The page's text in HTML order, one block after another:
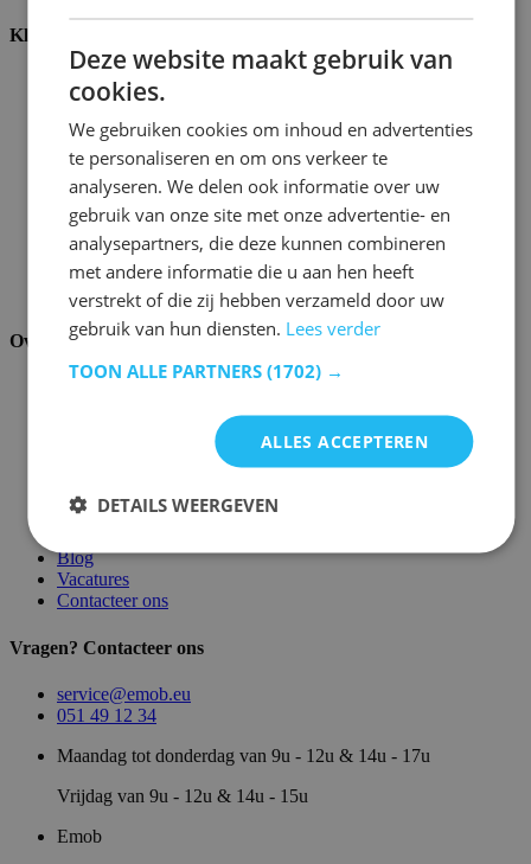
Klantenservice
Bestellen bij Emob
Betaalmogelijkheden
Verzending en levering
Service en garantie
Annuleren of retourneren
Klachten
Montagetips
Onderhoudsadvies
Wachtwoord vergeten?
FAQ
Palletopslag & Fulfilment
Over ons
Algemene voorwaarden
Juridische vermeldingen
Privacy- en cookie verklaring
Blog
Vacatures
Contacteer ons
Vragen? Contacteer ons
service@emob.eu
051 49 12 34
Maandag tot donderdag van 9u - 12u & 14u - 17u
Vrijdag van 9u - 12u & 14u - 15u
Emob
Deze website maakt gebruik van
cookies.
We gebruiken cookies om inhoud en advertenties
te personaliseren en om ons verkeer te
analyseren. We delen ook informatie over uw
gebruik van onze site met onze advertentie- en
analysepartners, die deze kunnen combineren
met andere informatie die u aan hen heeft
verstrekt of die zij hebben verzameld door uw
gebruik van hun diensten. Lees verder
TOON ALLE PARTNERS (1702) →
ALLES ACCEPTEREN
DETAILS WEERGEVEN